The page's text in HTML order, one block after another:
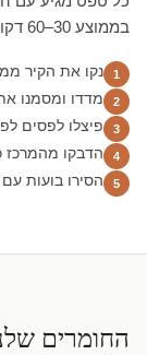
בממוצע 30–60 דקות ואינה דורשת כלים מיוחדים.
1 נקו את הקיר
2 מדדו ומסמנו
3 פיצלו לפסים
4 הדבקו מהמרכז
5 הסירו בועות
החומרים